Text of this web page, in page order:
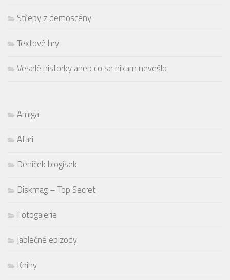
Střepy z demoscény
Textové hry
Veselé historky aneb co se nikam nevešlo
Amiga
Atari
Deníček blogísek
Diskmag – Top Secret
Fotogalerie
Jablečné epizody
Knihy